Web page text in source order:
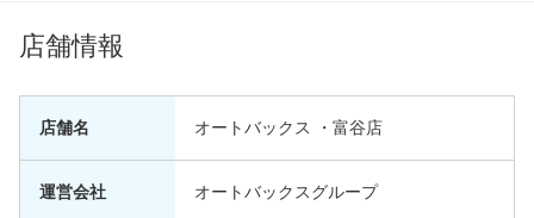
店舗情報
店舗名 オートバックス ・富谷店
運営会社 オートバックスグループ